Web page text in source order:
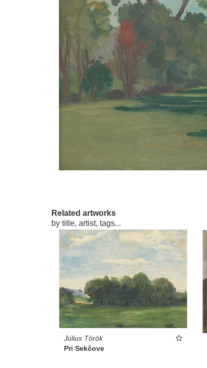
Related artworks
by title, artist, tags...
Július Török
Pri Sekčove